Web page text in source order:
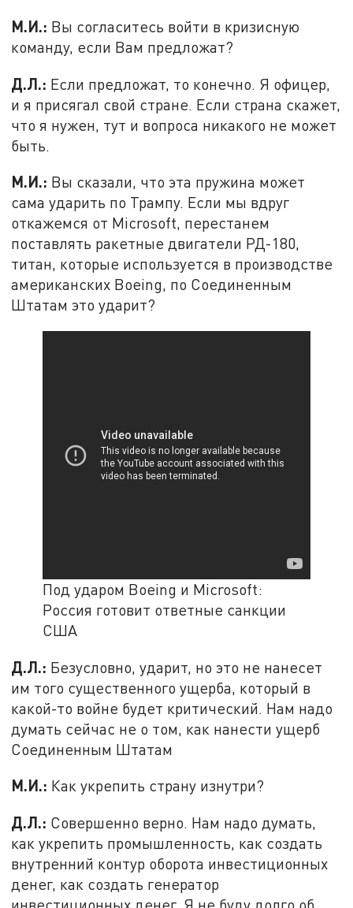
М.И.: Вы согласитесь войти в кризисную
команду, если Вам предложат?
Д.Л.: Если предложат, то конечно. Я офицер,
и я присягал свой стране. Если страна скажет,
что я нужен, тут и вопроса никакого не может
быть.
М.И.: Вы сказали, что эта пружина может
сама ударить по Трампу. Если мы вдруг
откажемся от Microsoft, перестанем
поставлять ракетные двигатели РД-180,
титан, которые используется в производстве
американских Boeing, по Соединенным
Штатам это ударит?
Под ударом Boeing и Microsoft:
Россия готовит ответные санкции
США
Д.Л.: Безусловно, ударит, но это не нанесет
им того существенного ущерба, который в
какой-то войне будет критический. Нам надо
думать сейчас не о том, как нанести ущерб
Соединенным Штатам
М.И.: Как укрепить страну изнутри?
Д.Л.: Совершенно верно. Нам надо думать,
как укрепить промышленность, как создать
внутренний контур оборота инвестиционных
денег, как создать генератор